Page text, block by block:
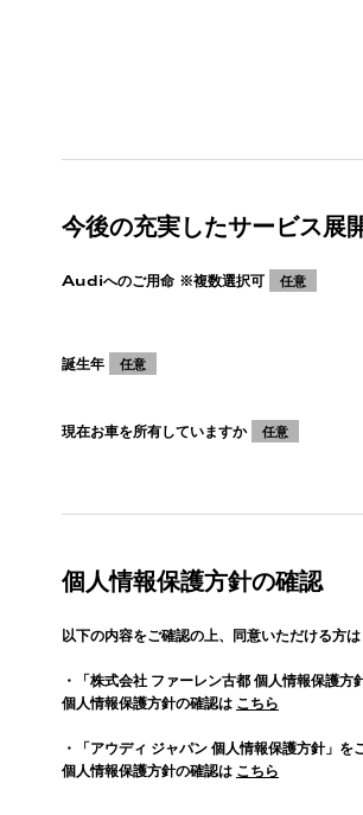
今後の充実したサービス展
Audiへのご用命 ※複数選択可 任意
誕生年 任意
現在お車を所有していますか 任意
個人情報保護方針の確認
以下の内容をご確認の上、同意いただける方
・「株式会社 ファーレン古都 個人情報保護方
個人情報保護方針の確認は こちら
・「アウディ ジャパン 個人情報保護方針」を
個人情報保護方針の確認は こちら